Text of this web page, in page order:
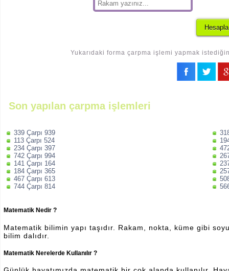
Yukarıdaki forma çarpma işlemi yapmak
Son yapılan çarpma işlemleri
339 Çarpı 939
113 Çarpı 524
234 Çarpı 397
742 Çarpı 994
141 Çarpı 164
184 Çarpı 365
467 Çarpı 613
744 Çarpı 814
Matematik Nedir ?
Matematik bilimin yapı taşıdır. Rakam, nokta, küme gibi
bilim dalıdır.
Matematik Nerelerde Kullanılır ?